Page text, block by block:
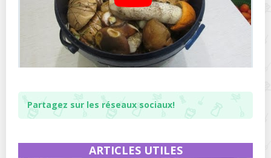
Partagez sur les réseaux sociaux!
ARTICLES UTILES